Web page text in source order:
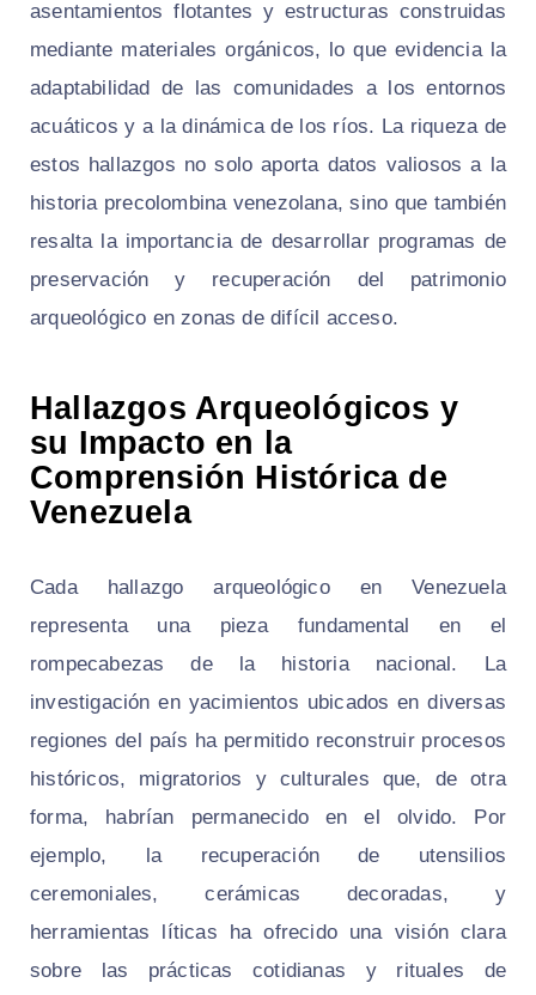
asentamientos flotantes y estructuras construidas
mediante materiales orgánicos, lo que evidencia la
adaptabilidad de las comunidades a los entornos
acuáticos y a la dinámica de los ríos. La riqueza de
estos hallazgos no solo aporta datos valiosos a la
historia precolombina venezolana, sino que también
resalta la importancia de desarrollar programas de
preservación y recuperación del patrimonio
arqueológico en zonas de difícil acceso.
Hallazgos Arqueológicos y
su Impacto en la
Comprensión Histórica de
Venezuela
Cada hallazgo arqueológico en Venezuela
representa una pieza fundamental en el
rompecabezas de la historia nacional. La
investigación en yacimientos ubicados en diversas
regiones del país ha permitido reconstruir procesos
históricos, migratorios y culturales que, de otra
forma, habrían permanecido en el olvido. Por
ejemplo, la recuperación de utensilios
ceremoniales, cerámicas decoradas, y
herramientas líticas ha ofrecido una visión clara
sobre las prácticas cotidianas y rituales de